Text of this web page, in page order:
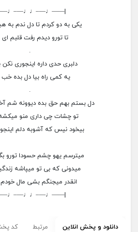
یکی به دو کردم تا دل ندم به
تا تورو دیدم رفت قلبم ای
.
دلبری حدی داره اینجوری نکن
یه کمی راه بیا دل بده خب
.
دل بستم بهم حق بده دیوونه شم
تو چشات چی داری منو
بیخود نیس که آشوبه دلم
میترسم یهو چشم حسودا تورو
میدونی که بی تو میپاشه
انقدر میجنگم بشی مال
دانلود و پخش انلاین مرتبط کد